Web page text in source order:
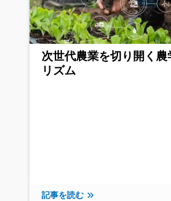
次世代農業を切り開く農
リズム
記事を読む